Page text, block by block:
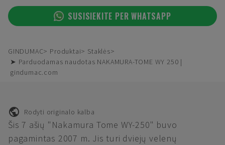
SUSISIEKITE PER WHATSAPP
GINDUMAC Produktai
Staklės
➤ Parduodamas naudotas NAKAMURA-TOME WY 250 |
gindumac.com
Rodyti originalo kalba
Šis 7 ašių "Nakamura Tome WY-250" buvo
pagamintas 2007 m. Jis turi dviejų velenų